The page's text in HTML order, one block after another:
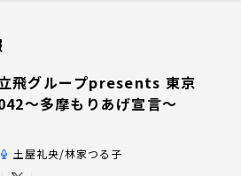
飛グループpresents 東京
～多摩もりあげ宣言～
土屋礼央/林家つる子